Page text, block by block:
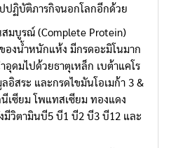
ปฏิบัติภารกิจนอกโลกอีกด้วย
มบูรณ์ (Complete Protein)
องน้ำหนักแห้ง มีกรดอะมิโนมาก
ดมไปด้วยธาตุเหล็ก เบต้าแคโร
สระ และกรดไขมันโอเมก้า 3 &
เซียม โพแทสเซียม ทองแดง
วิตามินบี5 บี1 บี2 บี3 บี12 และ